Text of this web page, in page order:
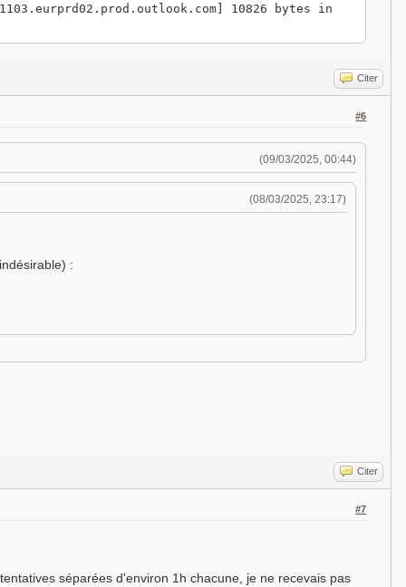
10826 bytes in
Citer
#6
(09/03/2025, 00:44)
(08/03/2025, 23:17)
:
Citer
#7
séparées d'environ 1h chacune, je ne recevais pas